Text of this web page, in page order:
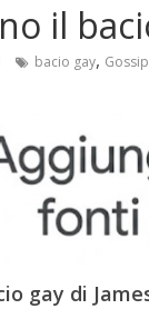
il
bacio gay, Gossip
gay di